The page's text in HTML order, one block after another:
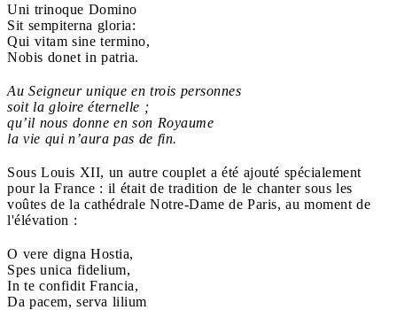
Uni trinoque Domino
Sit sempiterna gloria:
Qui vitam sine termino,
Nobis donet in patria.
Au Seigneur unique en trois personnes
soit la gloire éternelle ;
qu’il nous donne en son Royaume
la vie qui n’aura pas de fin.
Sous Louis XII, un autre couplet a été ajouté spécialement
pour la France : il était de tradition de le chanter sous les
voûtes de la cathédrale Notre-Dame de Paris, au moment de
l'élévation :
O vere digna Hostia,
Spes unica fidelium,
In te confidit Francia,
Da pacem, serva lilium